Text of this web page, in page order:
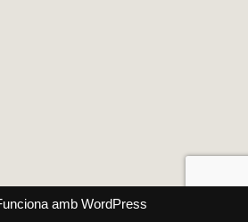
amb WordPress